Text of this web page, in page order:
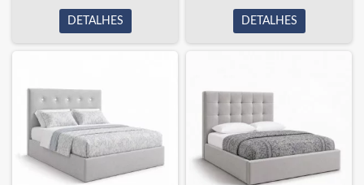
DETALHES DETALHES